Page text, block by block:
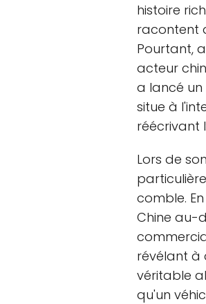
histoire
racontent
Pourtant,
acteur
a lancé un
situe à
réécrivant
Lors de
comble.
Chine au-
révélant à
véritable
qu'un